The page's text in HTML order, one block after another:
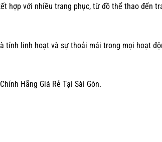
hợp với nhiều trang phục, từ đồ thể thao đến
tính linh hoạt và sự thoải mái trong mọi hoạt
Hãng Giá Rẻ Tại Sài Gòn.